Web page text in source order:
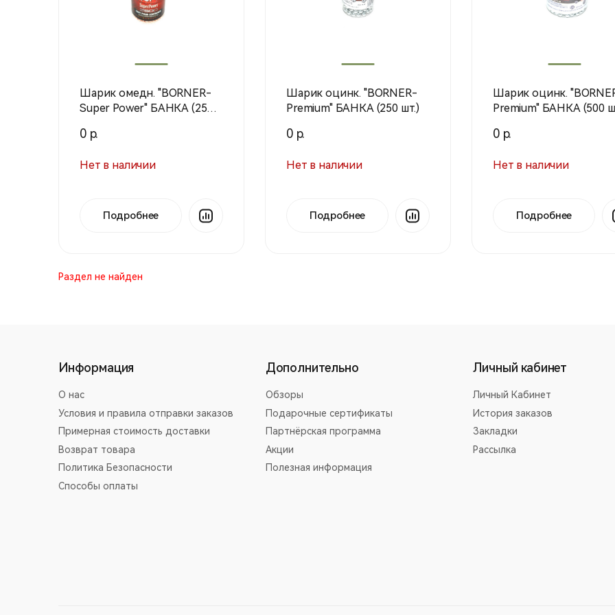
Шарик омедн. "BORNER-
Super Power" БАНКА (2500
0 р.
Нет в наличии
Подробнее
Шарик оцинк. "BORNER-
Premium" БАНКА (250 шт.)
0 р.
Нет в наличии
Подробнее
Шарик оцинк.
Premium" БАНКА (500
0 р.
Нет в наличии
Подробнее
Раздел не найден
Информация
О нас
Условия и правила отправки заказов
Примерная стоимость доставки
Возврат товара
Политика Безопасности
Способы оплаты
Дополнительно
Обзоры
Подарочные сертификаты
Партнёрская программа
Акции
Полезная информация
Личный кабинет
Личный Кабинет
История заказов
Закладки
Рассылка